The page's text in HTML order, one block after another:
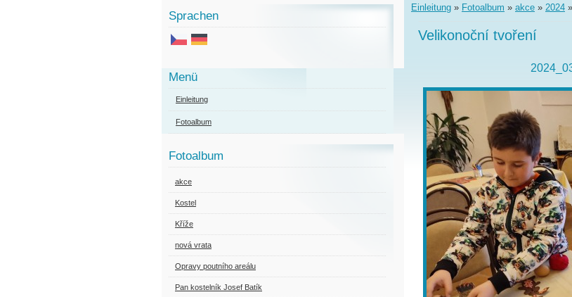
Einleitung » Fotoalbum » akce » 2024 »
Velikonoční tvoření
Sprachen
Menü
Einleitung
Fotoalbum
Fotoalbum
akce
Kostel
Kříže
nová vrata
Opravy poutního areálu
Pan kostelník Josef Batík